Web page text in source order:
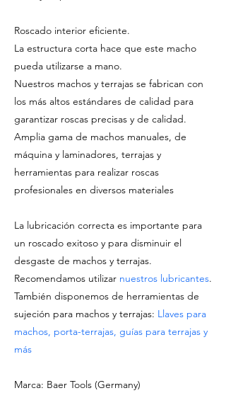
Roscado interior eficiente.
La estructura corta hace que este macho
pueda utilizarse a mano.
Nuestros machos y terrajas se fabrican con
los más altos estándares de calidad para
garantizar roscas precisas y de calidad.
Amplia gama de machos manuales, de
máquina y laminadores, terrajas y
herramientas para realizar roscas
profesionales en diversos materiales
La lubricación correcta es importante para
un roscado exitoso y para disminuir el
desgaste de machos y terrajas.
Recomendamos utilizar nuestros lubricantes.
También disponemos de herramientas de
sujeción para machos y terrajas: Llaves para
machos, porta-terrajas, guías para terrajas y
más
Marca: Baer Tools (Germany)